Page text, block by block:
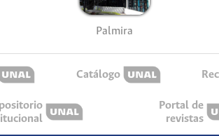
Palmira
Catálogo
Portal de
revistas